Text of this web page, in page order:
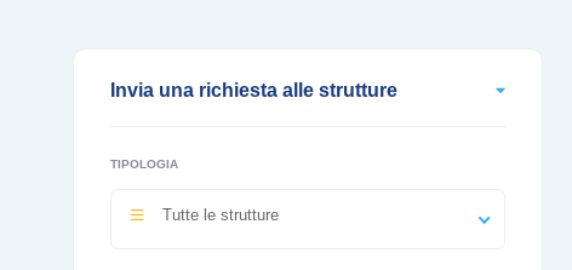
Invia una richiesta alle strutture
TIPOLOGIA
Tutte le strutture